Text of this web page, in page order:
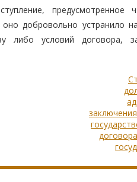
предусмотренное
добровольно устранило
либо условий договора,